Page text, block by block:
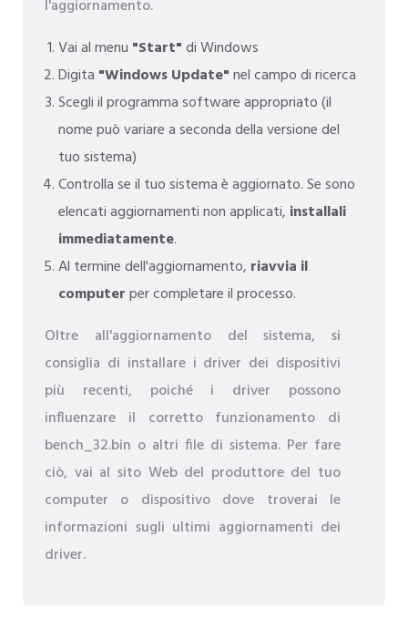
l'aggiornamento.
Vai al menu "Start"di Windows
Digita "Windows Update"nel campo di ricerca
Scegli il programma software appropriato (il
nome può variare a seconda della versione del
tuo sistema)
Controlla se il tuo sistema è aggiornato. Se sono
elencati aggiornamenti non applicati, installali
immediatamente.
Al termine dell'aggiornamento, riavvia il
computerper completare il processo.
Oltre all'aggiornamento del sistema, si
consiglia di installare i driver dei dispositivi
più recenti, poiché i driver possono
influenzare il corretto funzionamento di
bench_32.bin o altri file di sistema. Per fare
ciò, vai al sito Web del produttore del tuo
computer o dispositivo dove troverai le
informazioni sugli ultimi aggiornamenti dei
driver.